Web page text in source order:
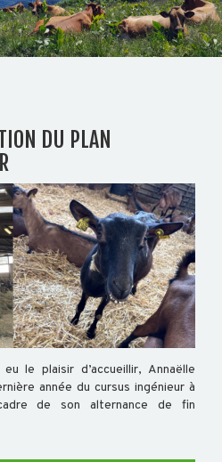
DU PLAN
le plaisir d’accueillir, Annaëlle
année du cursus ingénieur à
de son alternance de fin